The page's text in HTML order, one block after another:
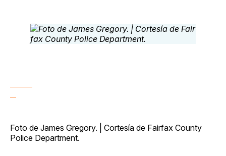
Foto de James Gregory. | Cortesía de Fairfax County
Police Department.